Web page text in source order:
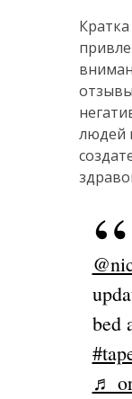
людей
bed
♬